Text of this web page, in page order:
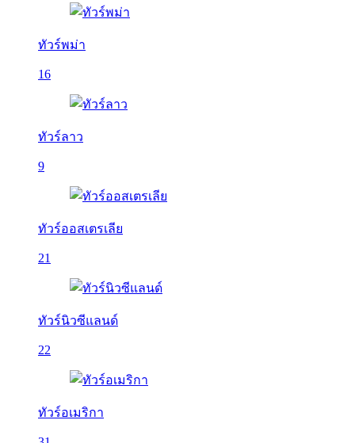
ทัวร์พม่า
16
ทัวร์ลาว
9
ทัวร์ออสเตรเลีย
21
ทัวร์นิวซีแลนด์
22
ทัวร์อเมริกา